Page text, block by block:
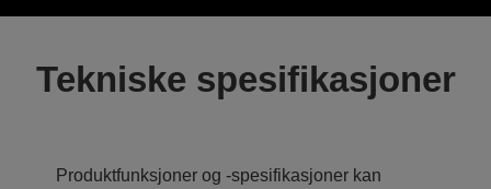
Tekniske spesifikasjoner
Produktfunksjoner og -spesifikasjoner kan